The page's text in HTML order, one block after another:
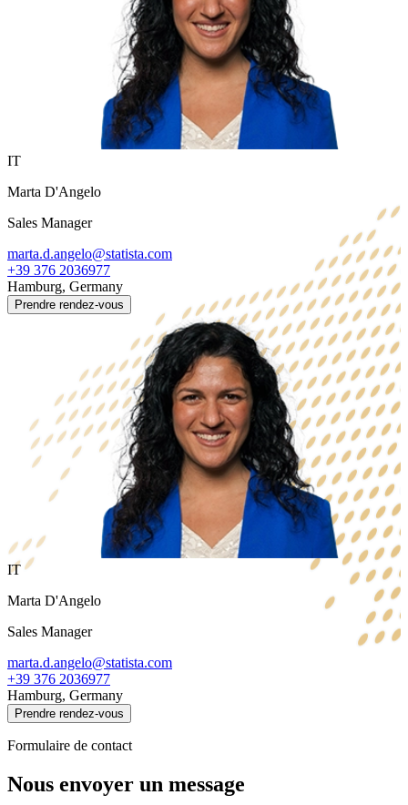
IT
Marta D'Angelo
Sales Manager
marta.d.angelo@statista.com
+39 376 2036977
Hamburg, Germany
Prendre rendez-vous
IT
Marta D'Angelo
Sales Manager
marta.d.angelo@statista.com
+39 376 2036977
Hamburg, Germany
Prendre rendez-vous
Formulaire de contact
Nous envoyer un message